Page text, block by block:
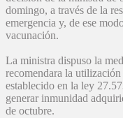
domingo, a través de la
emergencia y, de ese
vacunación.
La ministra dispuso la
recomendara la
establecido en la ley
generar inmunidad
de octubre.